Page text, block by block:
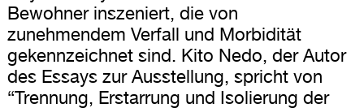
Bewohner inszeniert, die von
zunehmendem Verfall und Morbidität
gekennzeichnet sind. Kito Nedo, der Autor
des Essays zur Ausstellung, spricht von
“Trennung, Erstarrung und Isolierung der